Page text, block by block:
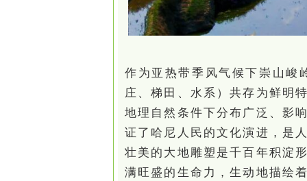
作为亚热带季风气候下崇山峻
庄、梯田、水系）共存为鲜明
地理自然条件下分布广泛、影
证了哈尼人民的文化演进，是
壮美的大地雕塑是千百年积淀
满旺盛的生命力，生动地描绘